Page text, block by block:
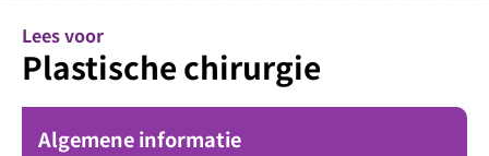
Lees voor
Plastische chirurgie
Algemene informatie